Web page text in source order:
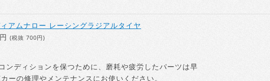
アムナロー レーシングラジアルタイヤ
(税抜 700円)
ンディションを保つために、磨耗や疲労したパーツは早
ーの修理やメンテナンスにお使いください。